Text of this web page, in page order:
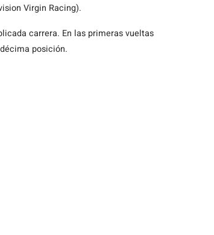
Virgin Racing).
carrera. En las primeras vueltas
posición.